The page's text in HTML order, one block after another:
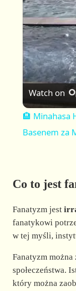
Watch on
🏨 Minahasa
Basenem za
Co to jest
Fanatyzm jest
fanatykowi
w tej myśli,
Fanatyzm
społeczeństwa.
który można